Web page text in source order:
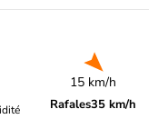
15 km/h
Rafales35 km/h